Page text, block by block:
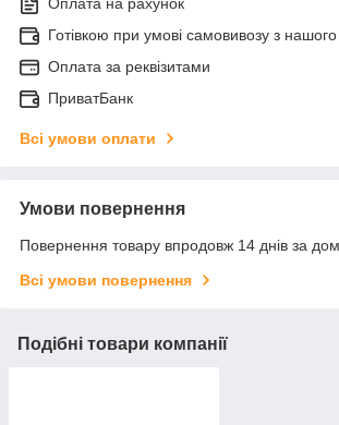
Готівкою при умові самовивозу з
Оплата за реквізитами
ПриватБанк
Всі умови оплати
Умови повернення
Повернення товару впродовж 14 днів за
Всі умови повернення
Подібні товари компанії